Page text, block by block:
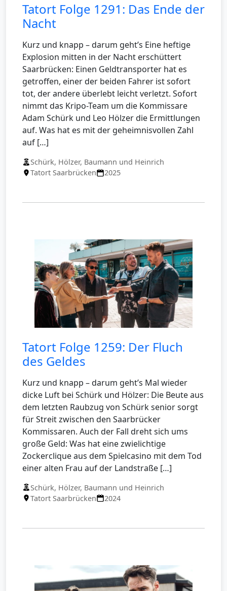
Tatort Folge 1291: Das Ende der
Nacht
Kurz und knapp – darum geht’s Eine heftige
Explosion mitten in der Nacht erschüttert
Saarbrücken: Einen Geldtransporter hat es
getroffen, einer der beiden Fahrer ist sofort
tot, der andere überlebt leicht verletzt. Sofort
nimmt das Kripo-Team um die Kommissare
Adam Schürk und Leo Hölzer die Ermittlungen
auf. Was hat es mit der geheimnisvollen Zahl
auf […]
Schürk, Hölzer, Baumann und Heinrich
Tatort Saarbrücken
2025
Tatort Folge 1259: Der Fluch
des Geldes
Kurz und knapp – darum geht’s Mal wieder
dicke Luft bei Schürk und Hölzer: Die Beute aus
dem letzten Raubzug von Schürk senior sorgt
für Streit zwischen den Saarbrücker
Kommissaren. Auch der Fall dreht sich ums
große Geld: Was hat eine zwielichtige
Zockerclique aus dem Spielcasino mit dem Tod
einer alten Frau auf der Landstraße […]
Schürk, Hölzer, Baumann und Heinrich
Tatort Saarbrücken
2024